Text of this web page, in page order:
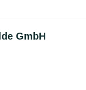
GmbH